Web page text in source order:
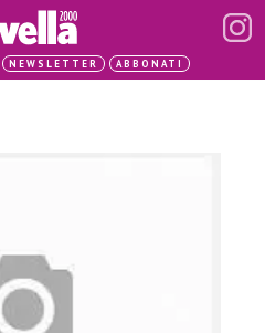
NEWSLETTER ABBONATI